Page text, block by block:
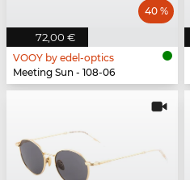
72,00 €
40 %
VOOY by edel-optics
Meeting Sun - 108-06